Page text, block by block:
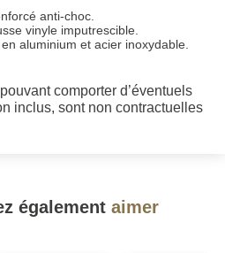
anti-choc.
vinyle imputrescible.
aluminium et acier inoxydable.
comporter d’éventuels
inclus, sont non contractuelles
également aimer